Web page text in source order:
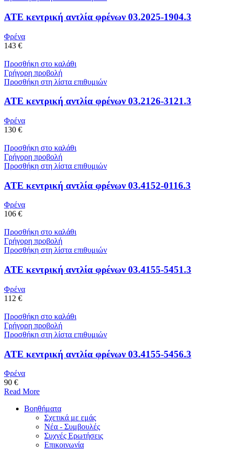
ATE κεντρική αντλία φρένων 03.2025-1904.3
Φρένα
143 €
Προσθήκη στο καλάθι
Γρήγορη προβολή
Προσθήκη στη λίστα επιθυμιών
ATE κεντρική αντλία φρένων 03.2126-3121.3
Φρένα
130 €
Προσθήκη στο καλάθι
Γρήγορη προβολή
Προσθήκη στη λίστα επιθυμιών
ATE κεντρική αντλία φρένων 03.4152-0116.3
Φρένα
106 €
Προσθήκη στο καλάθι
Γρήγορη προβολή
Προσθήκη στη λίστα επιθυμιών
ATE κεντρική αντλία φρένων 03.4155-5451.3
Φρένα
112 €
Προσθήκη στο καλάθι
Γρήγορη προβολή
Προσθήκη στη λίστα επιθυμιών
ATE κεντρική αντλία φρένων 03.4155-5456.3
Φρένα
90 €
Read More
Βοηθήματα
Σχετικά με εμάς
Νέα - Συμβουλές
Συχνές Ερωτήσεις
Επικοινωνία